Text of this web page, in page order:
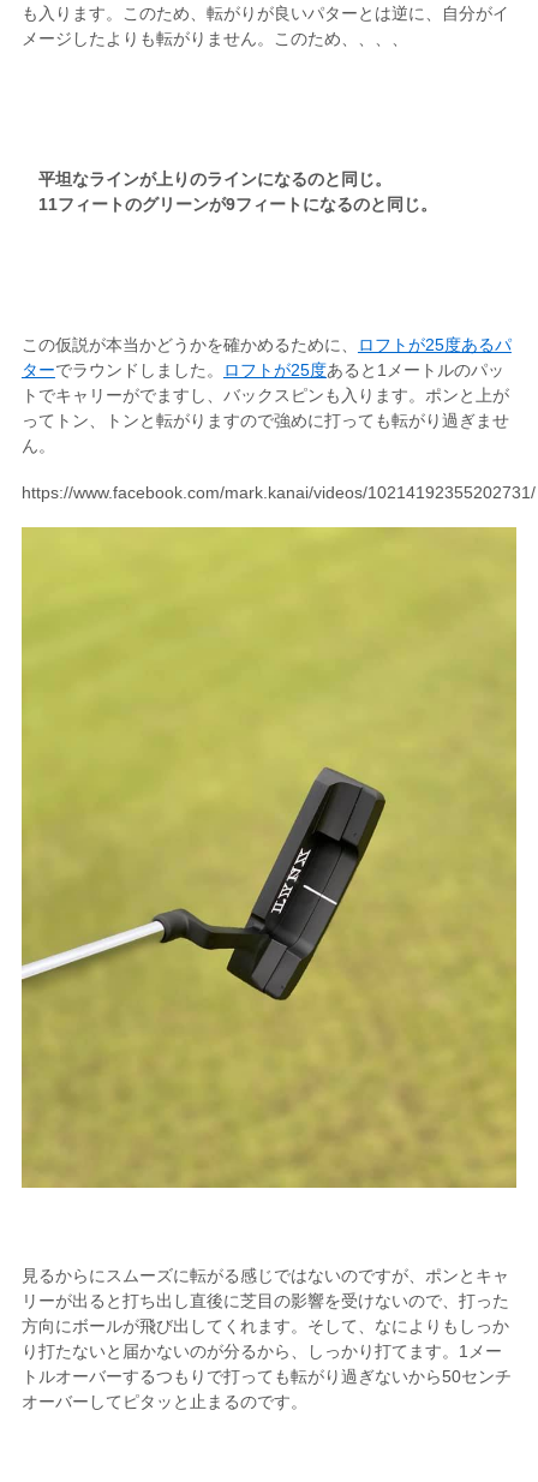
も入ります。このため、転がりが良いパターとは逆に、自分がイ
メージしたよりも転がりません。このため、、、、
平坦なラインが上りのラインになるのと同じ。
11フィートのグリーンが9フィートになるのと同じ。
この仮説が本当かどうかを確かめるために、
ロフトが25度あるパ
ターでラウンドしました。 ロフトが25度あると1メートルのパッ
トでキャリーがでますし、バックスピンも入ります。ポンと上が
ってトン、トンと転がりますので強めに打っても転がり過ぎませ
ん。
https://www.facebook.com/mark.kanai/videos/10214192355202731/
見るからにスムーズに転がる感じではないのですが、ポンとキャ
リーが出ると打ち出し直後に芝目の影響を受けないので、打った
方向にボールが飛び出してくれます。そして、なによりもしっか
り打たないと届かないのが分るから、しっかり打てます。1メー
トルオーバーするつもりで打っても転がり過ぎないから50センチ
オーバーしてピタッと止まるのです。